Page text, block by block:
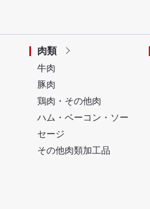
肉類
牛肉
豚肉
鶏肉・その他肉
ハム・ベーコン・ソー
セージ
その他肉類加工品